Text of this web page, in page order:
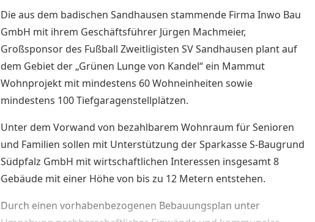
Die aus dem badischen Sandhausen stammende Firma Inwo Bau
GmbH mit ihrem Geschäftsführer Jürgen Machmeier,
Großsponsor des Fußball Zweitligisten SV Sandhausen plant auf
dem Gebiet der „Grünen Lunge von Kandel“ ein Mammut
Wohnprojekt mit mindestens 60 Wohneinheiten sowie
mindestens 100 Tiefgaragenstellplätzen.
Unter dem Vorwand von bezahlbarem Wohnraum für Senioren
und Familien sollen mit Unterstützung der Sparkasse S-Baugrund
Südpfalz GmbH mit wirtschaftlichen Interessen insgesamt 8
Gebäude mit einer Höhe von bis zu 12 Metern entstehen.
Durch einen vorhabenbezogenen Bebauungsplan unter